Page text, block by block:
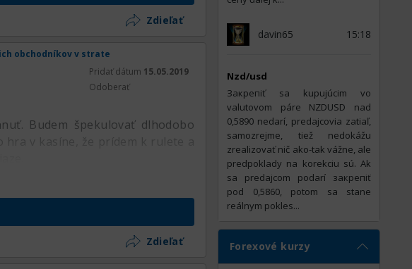
Zdieľať
obchodníkov v strate
Pridať dátum 15.05.2019
Odoberať
Budem špekulovať dlhodobo
v kasíne, že prídem k rulete a
Zdieľať
davin65 15:18
Nzd/usd
Закрепiť sa kupujúcim vo
valutovom páre NZDUSD nad
0,5890 nedarí, predajcovia zatiaľ,
samozrejme, tiež nedokážu
zrealizovať nič ako-tak vážne, ale
predpoklady na korekciu sú. Ak
sa predajcom podarí закрепiť
pod 0,5860, potom sa stane
reálnym pokles...
Forexové kurzy